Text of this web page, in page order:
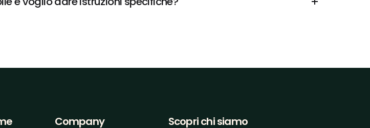
Company Scopri chi siamo